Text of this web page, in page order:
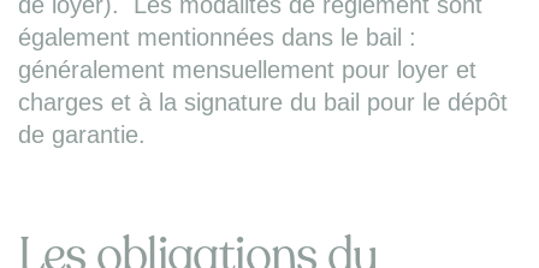
également mentionnées dans le bail :
généralement mensuellement pour loyer et
charges et à la signature du bail pour le dépôt
de garantie.